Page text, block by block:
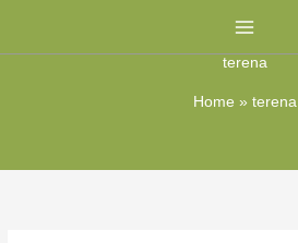
terena
Home » terena